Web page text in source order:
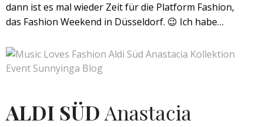
dann ist es mal wieder Zeit für die Platform Fashion,
das Fashion Weekend in Düsseldorf. 😉 Ich habe…
ALDI SÜDAnastacia